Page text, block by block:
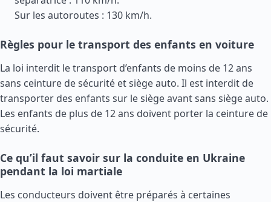
Sur les autoroutes : 130 km/h.
Règles pour le transport des enfants en voiture
La loi interdit le transport d’enfants de moins de 12 ans
sans ceinture de sécurité et siège auto. Il est interdit de
transporter des enfants sur le siège avant sans siège auto.
Les enfants de plus de 12 ans doivent porter la ceinture de
sécurité.
Ce qu’il faut savoir sur la conduite en Ukraine
pendant la loi martiale
Les conducteurs doivent être préparés à certaines